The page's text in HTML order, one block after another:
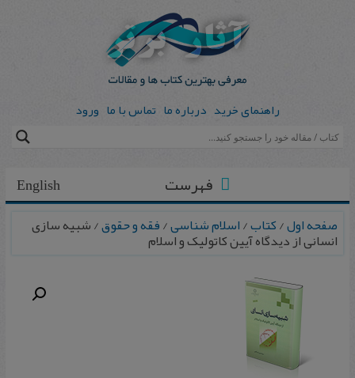
راهنمای خرید درباره ما تماس با ما ورود
English فهرست
صفحه اول/کتاب/اسلام شناسی/فقه و حقوق/ شبیه سازی
انسانی از دیدگاه آیین کاتولیک و اسلام